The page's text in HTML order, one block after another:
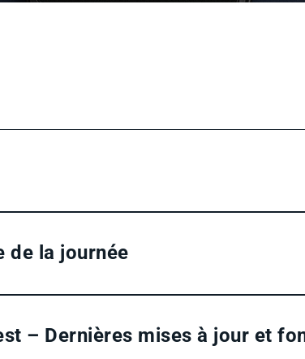
de la journée
– Dernières mises à jour et